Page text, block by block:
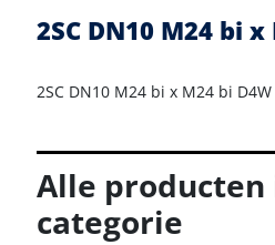
2SC DN10 M24 bi
2SC DN10 M24 bi x M24 bi D4W
Alle producten
categorie